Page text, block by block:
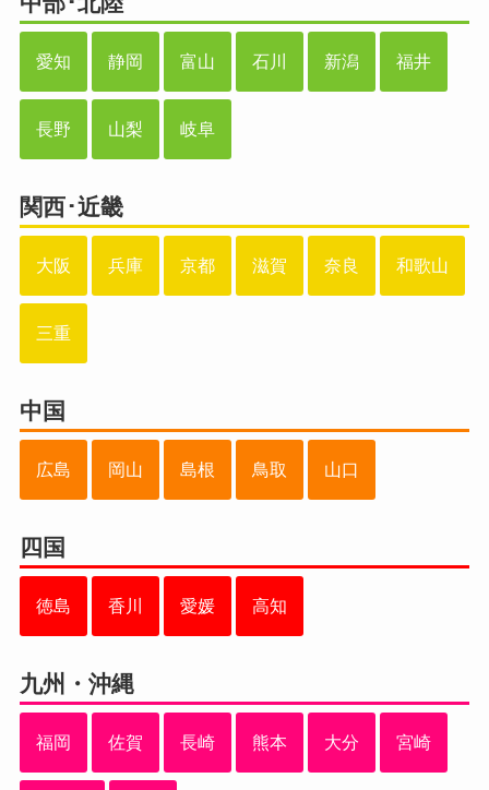
愛知 静岡 富山 石川 新潟 福井
長野 山梨 岐阜
関西･近畿
大阪 兵庫 京都 滋賀 奈良 和歌山
三重
中国
広島 岡山 島根 鳥取 山口
四国
徳島 香川 愛媛 高知
九州・沖縄
福岡 佐賀 長崎 熊本 大分 宮崎